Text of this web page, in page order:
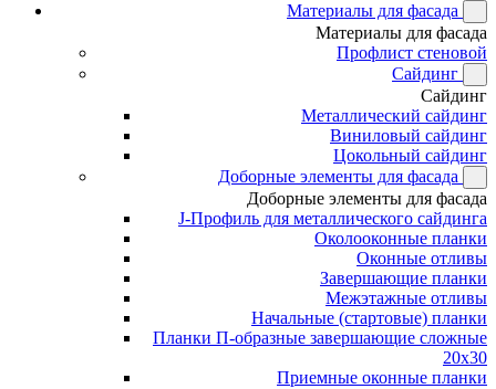
Материалы для фасада
Материалы для фасада
Профлист стеновой
Сайдинг
Сайдинг
Металлический сайдинг
Виниловый сайдинг
Цокольный сайдинг
Доборные элементы для фасада
Доборные элементы для фасада
J-Профиль для металлического сайдинга
Околооконные планки
Оконные отливы
Завершающие планки
Межэтажные отливы
Начальные (стартовые) планки
Планки П-образные завершающие сложные
20x30
Приемные оконные планки